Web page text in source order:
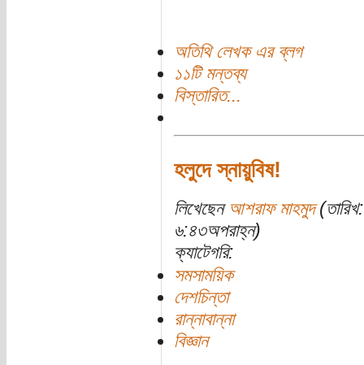
অতিথি লেখক এর ব্লগ
১১টি মন্তব্য
বিস্তারিত...
হলুদে স্নায়ুবিষ!
লিখেছেন আশরাফ মাহমুদ
৬:৪৩অপরাহ্ন)
ক্যাটেগরি:
সমসাময়িক
দেশচিন্তা
রান্নাবান্না
বিজ্ঞান